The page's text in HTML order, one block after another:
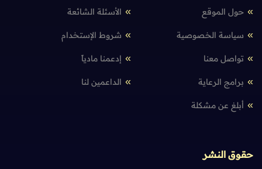
حول الموقع الأسئلة الشائعة
سياسة الخصوصية شروط الإستخدام
تواصل معنا إدعمنا مادياً
برامج الرعاية الداعمين لنا
أبلغ عن مشكلة
حقوق النشر